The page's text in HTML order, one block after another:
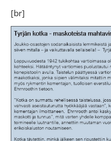
[br]